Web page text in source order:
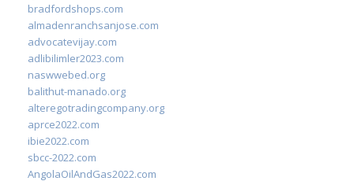
bradfordshops.com
almadenranchsanjose.com
advocatevijay.com
adlibilimler2023.com
naswwebed.org
balithut-manado.org
alteregotradingcompany.org
aprce2022.com
ibie2022.com
sbcc-2022.com
AngolaOilAndGas2022.com